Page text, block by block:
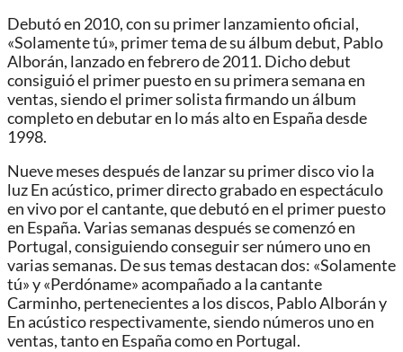
Debutó en 2010, con su primer lanzamiento oficial,
«Solamente tú», primer tema de su álbum debut, Pablo
Alborán, lanzado en febrero de 2011. Dicho debut
consiguió el primer puesto en su primera semana en
ventas, siendo el primer solista firmando un álbum
completo en debutar en lo más alto en España desde
1998.
Nueve meses después de lanzar su primer disco vio la
luz En acústico, primer directo grabado en espectáculo
en vivo por el cantante, que debutó en el primer puesto
en España. Varias semanas después se comenzó en
Portugal, consiguiendo conseguir ser número uno en
varias semanas. De sus temas destacan dos: «Solamente
tú» y «Perdóname» acompañado a la cantante
Carminho, pertenecientes a los discos, Pablo Alborán y
En acústico respectivamente, siendo números uno en
ventas, tanto en España como en Portugal.